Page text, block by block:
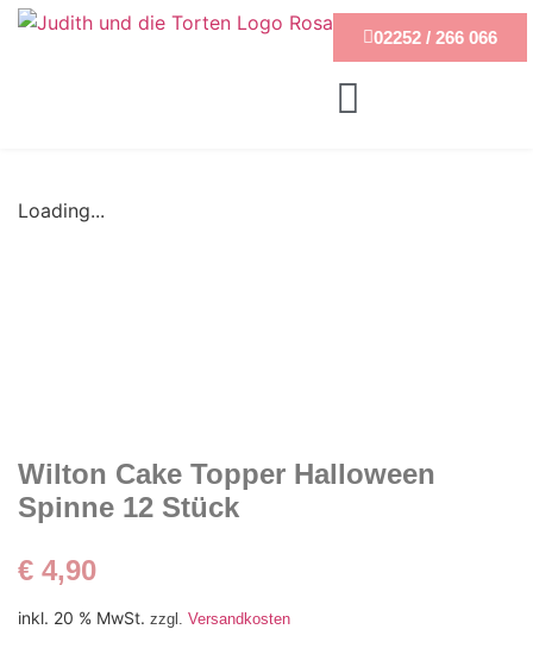
02252 / 266 066
Loading...
Wilton Cake Topper Halloween
Spinne 12 Stück
€ 4,90
inkl. 20 % MwSt. zzgl. Versandkosten